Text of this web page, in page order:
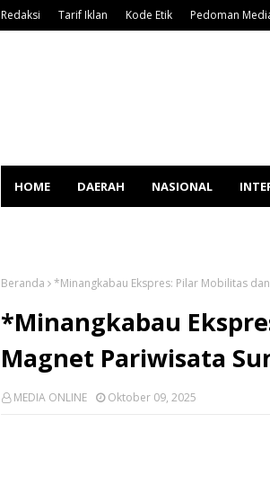
Redaksi Tarif Iklan Kode Etik Pedoman
HOME DAERAH NASIONAL
Beranda *Minangkabau Ekspres: Pilar Mobilitas
*Minangkabau
Magnet Pariwisata
MEDIA ONLINE Oktober 09, 2025